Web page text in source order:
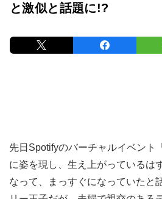
と激似と話題に!?
先日Spotifyのバーチャルイベント
に姿を現し、生え上がっているは
なって、まっすぐになっていたと